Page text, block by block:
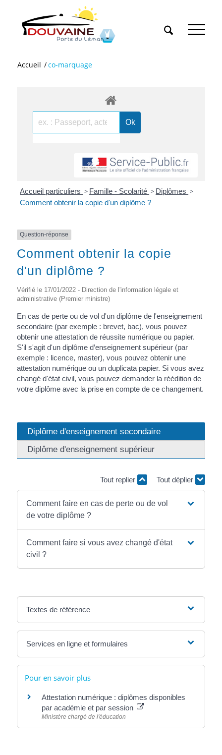
Accueil /co-marquage
Accueil particuliers > Famille - Scolarité > Diplômes >
Comment obtenir la copie d'un diplôme ?
Question-réponse
Comment obtenir la copie
d'un diplôme ?
Vérifié le 17/01/2022 - Direction de l'information légale et
administrative (Premier ministre)
En cas de perte ou de vol d'un diplôme de l'enseignement
secondaire (par exemple : brevet, bac), vous pouvez
obtenir une attestation de réussite numérique ou papier.
S'il s'agit d'un diplôme d’enseignement supérieur (par
exemple : licence, master), vous pouvez obtenir une
attestation numérique ou un duplicata papier. Si vous avez
changé d'état civil, vous pouvez demander la réédition de
votre diplôme avec la prise en compte de ce changement.
Diplôme d'enseignement secondaire
Diplôme d'enseignement supérieur
Tout replier Tout déplier
Comment faire en cas de perte ou de vol
de votre diplôme ?
Comment faire si vous avez changé d'état
civil ?
Textes de référence
Services en ligne et formulaires
Pour en savoir plus
Attestation numérique : diplômes disponibles
par académie et par session
Ministère chargé de l'éducation